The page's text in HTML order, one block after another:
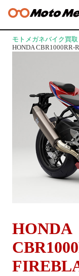
モトメガネバイク買
HONDA CBR1000RR-
HONDA